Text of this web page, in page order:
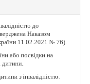
до
Наказом
11.02.2021 № 76).
або посвідки на
дитини.
з інвалідністю.